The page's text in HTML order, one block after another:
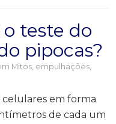
teste do
pipocas?
Mitos, empulhações,
em forma
de cada um